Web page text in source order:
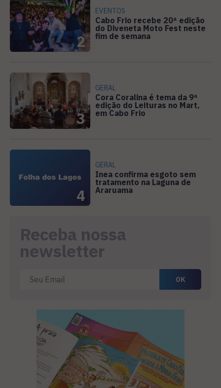
2
EVENTOS
Cabo Frio recebe 20ª edição
do Diveneta Moto Fest neste
fim de semana
3
GERAL
Cora Coralina é tema da 9ª
edição do Leituras no Mart,
em Cabo Frio
4
GERAL
Inea confirma esgoto sem
tratamento na Laguna de
Araruama
Receba nossa
newsletter